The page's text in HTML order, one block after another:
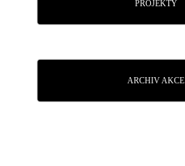
PROJEKTY
ARCHIV AKCE